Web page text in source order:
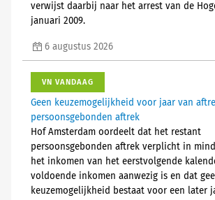
verwijst daarbij naar het arrest van de
januari 2009.
6 augustus 2026
VN VANDAAG
Geen keuzemogelijkheid voor jaar van
persoonsgebonden aftrek
Hof Amsterdam oordeelt dat het restant
persoonsgebonden aftrek verplicht in
het inkomen van het eerstvolgende
voldoende inkomen aanwezig is en dat
keuzemogelijkheid bestaat voor een later